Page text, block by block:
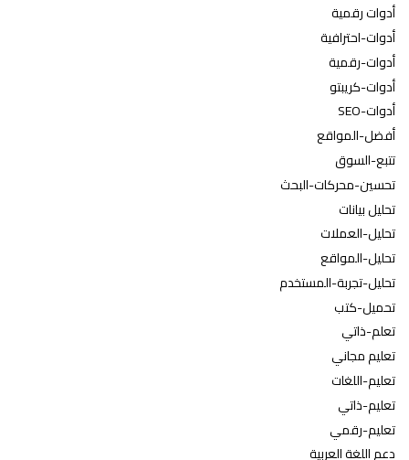
أدوات رقمية
أدوات-احترافية
أدوات-رقمية
أدوات-كريبتو
أدوات-SEO
أفضل-المواقع
تتبع-السوق
تحسين-محركات-البحث
تحليل بيانات
تحليل-العملات
تحليل-المواقع
تحليل-تجربة-المستخدم
تحميل-كتب
تعلم-ذاتي
تعليم مجاني
تعليم-اللغات
تعليم-ذاتي
تعليم-رقمي
دعم اللغة العربية